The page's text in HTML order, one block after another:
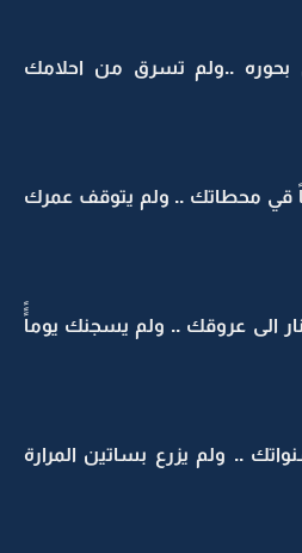
بحوره ..ولم تسرق من احلامك
قي محطاتك .. ولم يتوقف عمرك
الى عروقك .. ولم يسجنك يوماًًً
.. ولم يزرع بساتين المرارة